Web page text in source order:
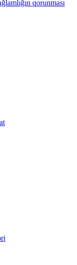
qorunması